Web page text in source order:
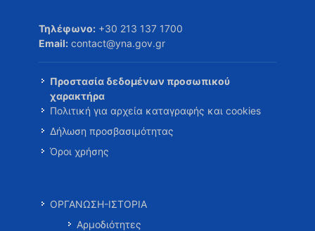
Τηλέφωνο: +30 213 137 1700
Email: contact@yna.gov.gr
Προστασία δεδομένων προσωπικού
χαρακτήρα
Πολιτική για αρχεία καταγραφής και cookies
Δήλωση προσβασιμότητας
Όροι χρήσης
ΟΡΓΑΝΩΣΗ-ΙΣΤΟΡΙΑ
Αρμοδιότητες